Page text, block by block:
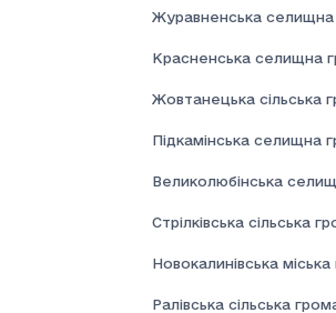
Журавненська селищна
Красненська селищна
Жовтанецька сільська
Підкамінська селищна
Великолюбінська
Стрілківська сільська
Новокалинівська
Ралівська сільська